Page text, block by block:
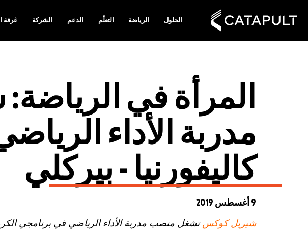
الحلول الرياضة التعلّم الدعم الشركة غرفة
المرأة في
مدربة الأداء
كاليفورنيا - بيركلي
9 أغسطس 2019
شيريل كوكس تشغل منصب مدربة الأداء الرياضي في برنامجي الكرة